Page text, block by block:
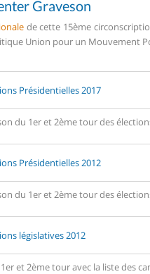
Graveson
de cette 15ème
Union pour un Mouvement
Présidentielles 2017
du 1er et 2ème tour des
Présidentielles 2012
du 1er et 2ème tour des
législatives 2012
et 2ème tour avec la liste des